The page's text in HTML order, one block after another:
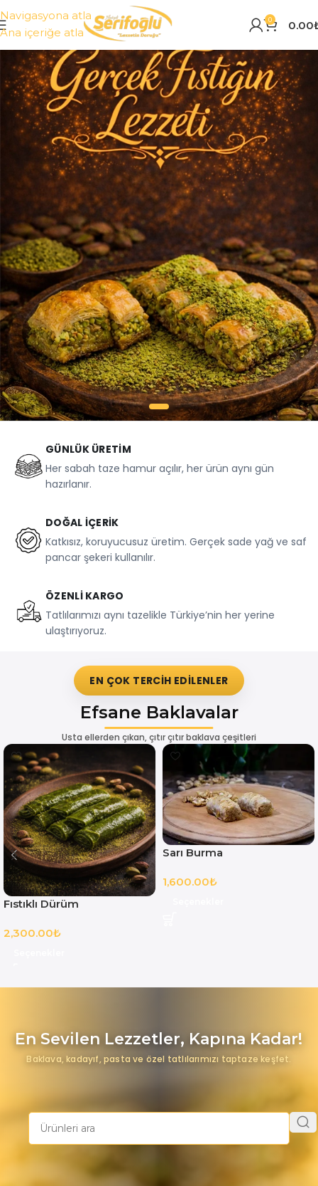
Navigasyona atla
Ana içeriğe atla
0 0.00
GÜNLÜK ÜRETIM
Her sabah taze hamur açılır, her ürün aynı gün
hazırlanır.
DOĞAL İÇERIK
Katkısız, koruyucusuz üretim. Gerçek sade yağ ve saf
pancar şekeri kullanılır.
ÖZENLI KARGO
Tatlılarımızı aynı tazelikle Türkiye’nin her yerine
ulaştırıyoruz.
EN ÇOK TERCIH EDILENLER
Efsane Baklavalar
Usta ellerden çıkan, çıtır çıtır baklava çeşitleri
Fıstıklı Dürüm
2,300.00₺
Sarı Burma
1,600.00₺
En Sevilen Lezzetler, Kapına Kadar!
Baklava, kadayıf, pasta ve özel tatlılarımızı taptaze keşfet.